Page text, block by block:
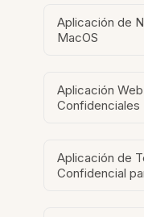
Aplicación de
MacOS
Aplicación
Confidenciales
Aplicación de
Confidencial